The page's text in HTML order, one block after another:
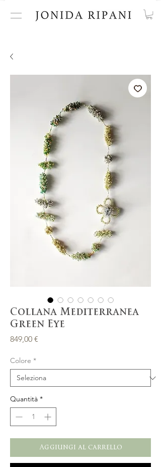
Collana Mediterranea
Green Eye
849,00 €
Colore *
Quantità *
Aggiungi al carrello